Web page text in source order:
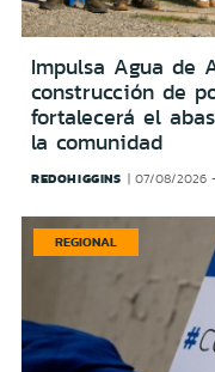
Impulsa Agua de
construcción de
fortalecerá el
la comunidad
REDOHIGGINS 07/08/2026 -
REGIONAL